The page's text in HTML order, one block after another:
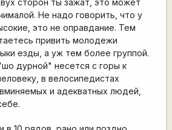
сторон ты зажат, это может
Не надо говорить, что у
это не оправдание. Тем
привить молодежи
езды, а уж тем более группой.
дурной" несется с горы к
в велосипедистах
и адекватных людей,